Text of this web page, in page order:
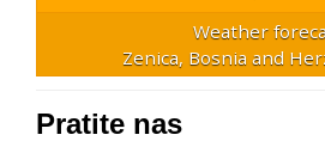
Weather
Zenica, Bosnia and
Pratite nas